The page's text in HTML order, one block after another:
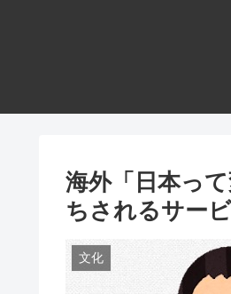
海外「日本っ
ちされるサー
文化